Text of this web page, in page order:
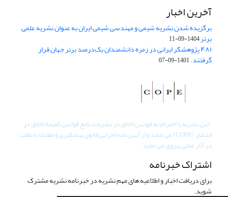
آخرین اخبار
برگزیده شدن نشریه شیمی و مهندسی شیمی ایران به عنوان نشریه علمی
برتر1404-09-11
۴۸۱ پژوهشگر ایرانی در زمره دانشمندان یک‌درصد برتر جهان قرار
گرفتند.1401-09-07
"این نشریه با احترام به قوانین اخلاق در نشریات، تابع قوانین کمیتۀ اخلاق در
انتشار (COPE) می باشد و از آیین نامه اجرایی قانون پیشگیری و مقابله با تقلب
در آثار علمی پیروی می نماید".
اشتراک خبرنامه
برای دریافت اخبار و اطلاعیه های مهم نشریه در خبرنامه نشریه مشترک
شوید.